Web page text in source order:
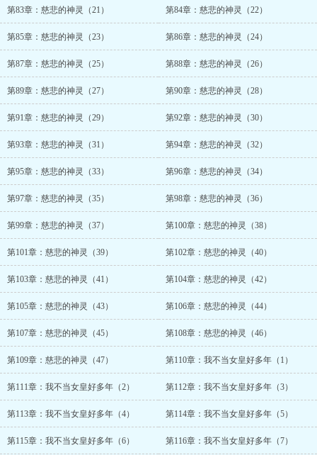
第83章：慈悲的神灵（21） 第84章：慈悲的神灵（22）
第85章：慈悲的神灵（23） 第86章：慈悲的神灵（24）
第87章：慈悲的神灵（25） 第88章：慈悲的神灵（26）
第89章：慈悲的神灵（27） 第90章：慈悲的神灵（28）
第91章：慈悲的神灵（29） 第92章：慈悲的神灵（30）
第93章：慈悲的神灵（31） 第94章：慈悲的神灵（32）
第95章：慈悲的神灵（33） 第96章：慈悲的神灵（34）
第97章：慈悲的神灵（35） 第98章：慈悲的神灵（36）
第99章：慈悲的神灵（37） 第100章：慈悲的神灵（38）
第101章：慈悲的神灵（39） 第102章：慈悲的神灵（40）
第103章：慈悲的神灵（41） 第104章：慈悲的神灵（42）
第105章：慈悲的神灵（43） 第106章：慈悲的神灵（44）
第107章：慈悲的神灵（45） 第108章：慈悲的神灵（46）
第109章：慈悲的神灵（47） 第110章：我不当女皇好多年（1）
第111章：我不当女皇好多年（2） 第112章：我不当女皇好多年（3）
第113章：我不当女皇好多年（4） 第114章：我不当女皇好多年（5）
第115章：我不当女皇好多年（6） 第116章：我不当女皇好多年（7）